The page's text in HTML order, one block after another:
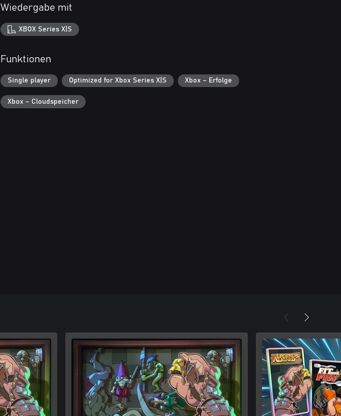
Wiedergabe mit
XBOX Series X|S
Funktionen
Single player Optimized for Xbox Series X|S Xbox – Erfolge
Xbox – Cloudspeicher